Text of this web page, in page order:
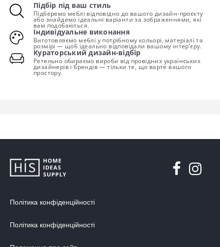
Підбір під ваш стиль
Підберемо меблі відповідно до вашого дизайн-проєкту
або знайдемо ідеальні варіанти за зображеннями, які
вам подобаються.
Індивідуальне виконання
Виготовляємо меблі у потрібному кольорі, матеріалі та
розмірі — щоб ідеально відповідали вашому інтер’єру.
Кураторський дизайн-відбір
Ретельно обираємо вироби від провідних українських
дизайнерів і брендів — тільки те, що варте вашого
простору.
Політика конфіденційності
Політика конфіденційності